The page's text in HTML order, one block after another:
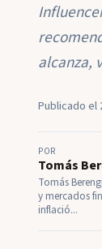
alcanza,
Publicado el
POR
Tomás
Tomás
y mercados
inflació...